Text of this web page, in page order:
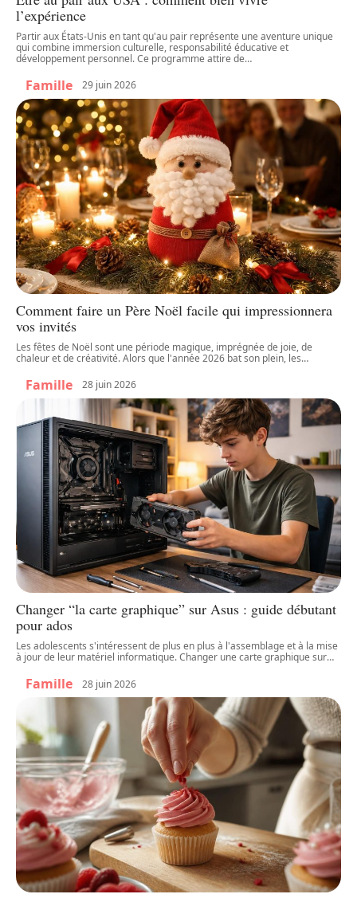
l’expérience
Partir aux États-Unis en tant qu'au pair représente une aventure unique
qui combine immersion culturelle, responsabilité éducative et
développement personnel. Ce programme attire de…
Famille 29 juin 2026
Comment faire un Père Noël facile qui impressionnera
vos invités
Les fêtes de Noël sont une période magique, imprégnée de joie, de
chaleur et de créativité. Alors que l'année 2026 bat son plein, les…
Famille 28 juin 2026
Changer “la carte graphique” sur Asus : guide débutant
pour ados
Les adolescents s'intéressent de plus en plus à l'assemblage et à la mise
à jour de leur matériel informatique. Changer une carte graphique sur…
Famille 28 juin 2026